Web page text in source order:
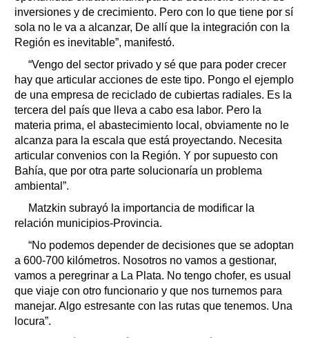
inversiones y de crecimiento. Pero con lo que tiene por sí
sola no le va a alcanzar, De allí que la integración con la
Región es inevitable”, manifestó.
“Vengo del sector privado y sé que para poder crecer
hay que articular acciones de este tipo. Pongo el ejemplo
de una empresa de reciclado de cubiertas radiales. Es la
tercera del país que lleva a cabo esa labor. Pero la
materia prima, el abastecimiento local, obviamente no le
alcanza para la escala que está proyectando. Necesita
articular convenios con la Región. Y por supuesto con
Bahía, que por otra parte solucionaría un problema
ambiental”.
Matzkin subrayó la importancia de modificar la
relación municipios-Provincia.
“No podemos depender de decisiones que se adoptan
a 600-700 kilómetros. Nosotros no vamos a gestionar,
vamos a peregrinar a La Plata. No tengo chofer, es usual
que viaje con otro funcionario y que nos turnemos para
manejar. Algo estresante con las rutas que tenemos. Una
locura”.